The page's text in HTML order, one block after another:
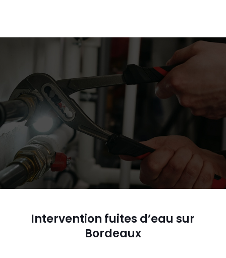
Intervention fuites d’eau sur
Bordeaux